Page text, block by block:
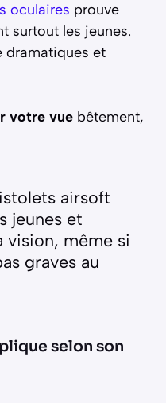
oculaires prouve
surtout les jeunes.
dramatiques et
votre vue bêtement,
airsoft
jeunes et
vision, même si
graves au
selon son